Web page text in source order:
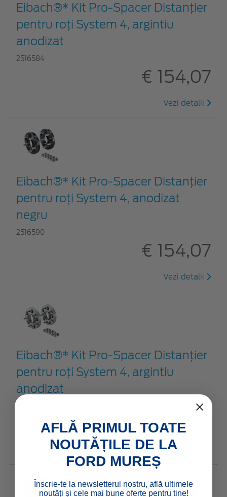
Eibach®* Kit Pro-Spacer Distanțier
pentru roți System 4, argintiu
anodizat
2516584
€ 154,07
Vezi detalii
Eibach®* Kit Pro-Spacer Distanțier
pentru roți System 4, anodizat
negru
2516590
€ 154,07
Vezi detalii
Eibach®* Kit Pro-Spacer Distanțier
pentru roți System 4, argintiu
anodizat
€ 158,90
Vezi detalii
AFLĂ PRIMUL TOATE
NOUTĂȚILE DE LA
FORD MUREȘ
Înscrie-te la newsletterul nostru, află ultimele
noutăți și cele mai bune oferte pentru tine!